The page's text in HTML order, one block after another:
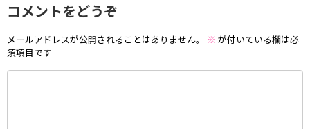
コメントをどうぞ
メールアドレスが公開されることはありません。 ※ が付いている欄は必
須項目です